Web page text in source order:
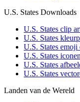
U.S. States Downloads
U.S. States clip
U.S. States
U.S. States emoji
U.S. States
U.S. States
U.S. States
Landen van de Wereld